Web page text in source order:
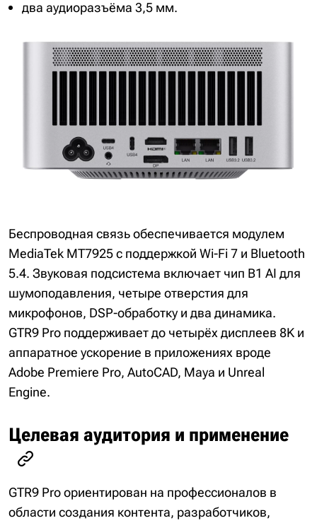
два аудиоразъёма 3,5 мм.
Беспроводная связь обеспечивается модулем
MediaTek MT7925 с поддержкой Wi-Fi 7 и Bluetooth
5.4. Звуковая подсистема включает чип B1 AI для
шумоподавления, четыре отверстия для
микрофонов, DSP-обработку и два динамика.
GTR9 Pro поддерживает до четырёх дисплеев 8K и
аппаратное ускорение в приложениях вроде
Adobe Premiere Pro, AutoCAD, Maya и Unreal
Engine.
Целевая аудитория и применение
GTR9 Pro ориентирован на профессионалов в
области создания контента, разработчиков,